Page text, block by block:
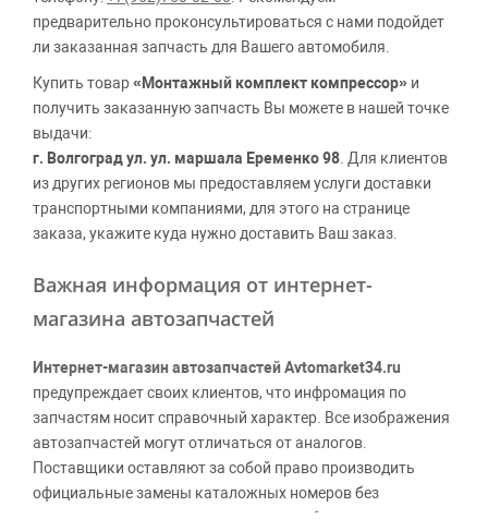
предварительно проконсультироваться с нами подойдет
ли заказанная запчасть для Вашего автомобиля.
Купить товар«Монтажный комплект компрессор» и
получить заказанную запчасть Вы можете в нашей точке
выдачи:
г. Волгоград ул. ул. маршала Еременко 98 . Для клиентов
из других регионов мы предоставляем услуги доставки
транспортными компаниями, для этого на странице
заказа, укажите куда нужно доставить Ваш заказ.
Важная информация от интернет-
магазина автозапчастей
Интернет-магазин автозапчастей Avtomarket34.ru
предупреждает своих клиентов, что инфромация по
запчастям носит справочный характер. Все изображения
автозапчастей могут отличаться от аналогов.
Поставщики оставляют за собой право производить
официальные замены каталожных номеров без
дополнительного уведомления дистрибьюторов, что